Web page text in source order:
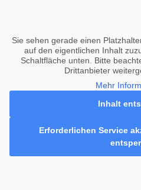
Sie sehen gerade einen
auf den eigentlichen Inhalt
Schaltfläche unten. Bitte
Drittanbieter
Mehr
Inhalt
Erforderlichen Service